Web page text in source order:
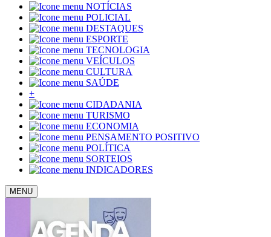
NOTÍCIAS
POLICIAL
DESTAQUES
ESPORTE
TECNOLOGIA
VEÍCULOS
CULTURA
SAÚDE
+
CIDADANIA
TURISMO
ECONOMIA
PENSAMENTO POSITIVO
POLÍTICA
SORTEIOS
INDICADORES
MENU